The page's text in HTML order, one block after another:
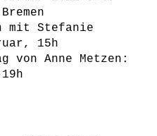
mit Stefanie
15h
von Anne Metzen: